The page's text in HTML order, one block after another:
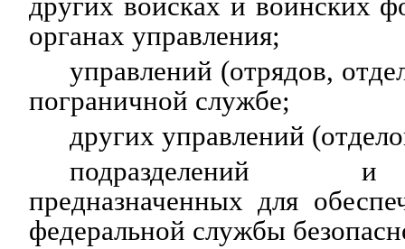
органах управления;
управлений (отрядов,
пограничной службе;
других управлений
подразделений
предназначенных для
федеральной службы